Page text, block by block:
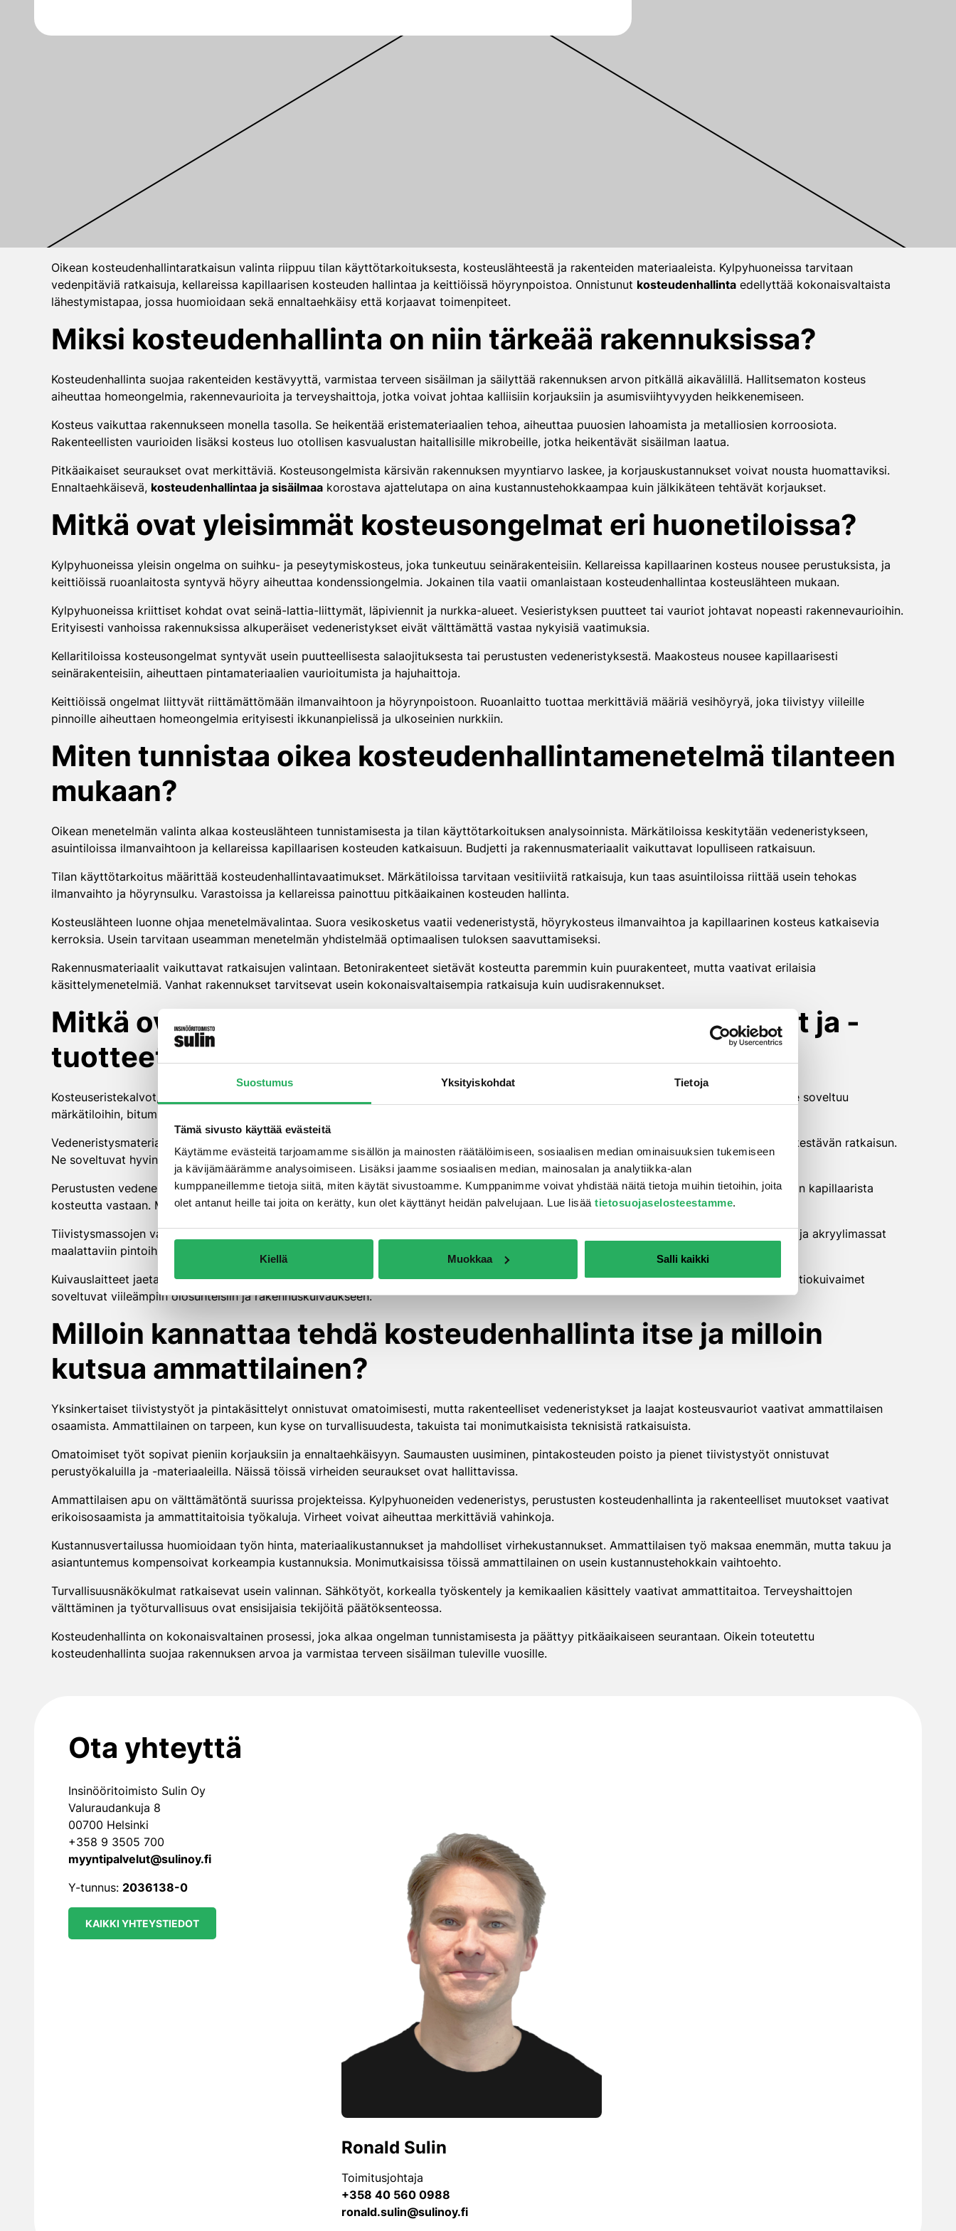
Suostumus Yksityiskohdat Tietoja
Tämä sivusto käyttää evästeitä
Käytämme evästeitä tarjoamamme sisällön ja mainosten räätälöimiseen, sosiaalisen median ominaisuuksien tukemiseen
ja kävijämäärämme analysoimiseen. Lisäksi jaamme sosiaalisen median, mainosalan ja analytiikka-alan
kumppaneillemme tietoja siitä, miten käytät sivustoamme. Kumppanimme voivat yhdistää näitä tietoja muihin tietoihin, joita
olet antanut heille tai joita on kerätty, kun olet käyttänyt heidän palvelujaan. Lue lisää tietosuojaselosteestamme.
Kiellä Muokkaa Salli kaikki
Oikean kosteudenhallintaratkaisun valinta riippuu tilan käyttötarkoituksesta, kosteuslähteestä ja rakenteiden materiaaleista. Kylpyhuoneissa tarvitaan
vedenpitäviä ratkaisuja, kellareissa kapillaarisen kosteuden hallintaa ja keittiöissä höyrynpoistoa. Onnistunut kosteudenhallinta edellyttää kokonaisvaltaista
lähestymistapaa, jossa huomioidaan sekä ennaltaehkäisy että korjaavat toimenpiteet.
Miksi kosteudenhallinta on niin tärkeää rakennuksissa?
Kosteudenhallinta suojaa rakenteiden kestävyyttä, varmistaa terveen sisäilman ja säilyttää rakennuksen arvon pitkällä aikavälillä. Hallitsematon kosteus
aiheuttaa homeongelmia, rakennevaurioita ja terveyshaittoja, jotka voivat johtaa kalliisiin korjauksiin ja asumisviihtyvyyden heikkenemiseen.
Kosteus vaikuttaa rakennukseen monella tasolla. Se heikentää eristemateriaalien tehoa, aiheuttaa puuosien lahoamista ja metalliosien korroosiota.
Rakenteellisten vaurioiden lisäksi kosteus luo otollisen kasvualustan haitallisille mikrobeille, jotka heikentävät sisäilman laatua.
Pitkäaikaiset seuraukset ovat merkittäviä. Kosteusongelmista kärsivän rakennuksen myyntiarvo laskee, ja korjauskustannukset voivat nousta huomattaviksi.
Ennaltaehkäisevä, kosteudenhallintaa ja sisäilmaa korostava ajattelutapa on aina kustannustehokkaampaa kuin jälkikäteen tehtävät korjaukset.
Mitkä ovat yleisimmät kosteusongelmat eri huonetiloissa?
Kylpyhuoneissa yleisin ongelma on suihku- ja peseytymiskosteus, joka tunkeutuu seinärakenteisiin. Kellareissa kapillaarinen kosteus nousee perustuksista, ja
keittiöissä ruoanlaitosta syntyvä höyry aiheuttaa kondenssiongelmia. Jokainen tila vaatii omanlaistaan kosteudenhallintaa kosteuslähteen mukaan.
Kylpyhuoneissa kriittiset kohdat ovat seinä-lattia-liittymät, läpiviennit ja nurkka-alueet. Vesieristyksen puutteet tai vauriot johtavat nopeasti rakennevaurioihin.
Erityisesti vanhoissa rakennuksissa alkuperäiset vedeneristykset eivät välttämättä vastaa nykyisiä vaatimuksia.
Kellaritiloissa kosteusongelmat syntyvät usein puutteellisesta salaojituksesta tai perustusten vedeneristyksestä. Maakosteus nousee kapillaarisesti
seinärakenteisiin, aiheuttaen pintamateriaalien vaurioitumista ja hajuhaittoja.
Keittiöissä ongelmat liittyvät riittämättömään ilmanvaihtoon ja höyrynpoistoon. Ruoanlaitto tuottaa merkittäviä määriä vesihöyryä, joka tiivistyy viileille
pinnoille aiheuttaen homeongelmia erityisesti ikkunanpielissä ja ulkoseinien nurkkiin.
Miten tunnistaa oikea kosteudenhallintamenetelmä tilanteen
mukaan?
Oikean menetelmän valinta alkaa kosteuslähteen tunnistamisesta ja tilan käyttötarkoituksen analysoinnista. Märkätiloissa keskitytään vedeneristykseen,
asuintiloissa ilmanvaihtoon ja kellareissa kapillaarisen kosteuden katkaisuun. Budjetti ja rakennusmateriaalit vaikuttavat lopulliseen ratkaisuun.
Tilan käyttötarkoitus määrittää kosteudenhallintavaatimukset. Märkätiloissa tarvitaan vesitiiviitä ratkaisuja, kun taas asuintiloissa riittää usein tehokas
ilmanvaihto ja höyrynsulku. Varastoissa ja kellareissa painottuu pitkäaikainen kosteuden hallinta.
Kosteuslähteen luonne ohjaa menetelmävalintaa. Suora vesikosketus vaatii vedeneristystä, höyrykosteus ilmanvaihtoa ja kapillaarinen kosteus katkaisevia
kerroksia. Usein tarvitaan useamman menetelmän yhdistelmää optimaalisen tuloksen saavuttamiseksi.
Rakennusmateriaalit vaikuttavat ratkaisujen valintaan. Betonirakenteet sietävät kosteutta paremmin kuin puurakenteet, mutta vaativat erilaisia
käsittelymenetelmiä. Vanhat rakennukset tarvitsevat usein kokonaisvaltaisempia ratkaisuja kuin uudisrakennukset.
Mitkä ovat tehokkaimmat kosteudenhallintamateriaalit ja -
tuotteet?
Kosteuseristekalvot, tiivistysmassat ja kuivauslaitteet muodostavat kosteudenhallintaratkaisujen ytimen. Polyuretaanipohjainen vedeneriste soveltuu
märkätiloihin, bitumiliuokset perustuksiin ja silikonimassat liittymien tiivistämiseen. Kuivauslaitteet auttavat akuuteissa kosteusvaurioissa.
Vedeneristysmateriaalien valinta riippuu käyttökohteesta.
polyuretaanipohjaiset nestemäiset eristeet tarjoavat joustavan ja kestävän ratkaisun.
Ne soveltuvat hyvin epätasaisille pinnoille ja muodostavat saumattoman kerroksen.
Perustusten vedeneristyksessä bitumipohjaiset tuotteet ovat vakiintunut ratkaisu. Ne kestävät maapainetta ja tarjoavat pitkäaikaisen suojan kapillaarista
kosteutta vastaan. Modernit polymeerimodifioidut bitumit yhdistävät kestävyyden ja asennettavuuden.
Tiivistysmassojen valinta määräytyy liikuntasaumojen mukaan. Silikonimassit soveltuvat kylpyhuoneisiin, polyuretaanimassat ulkokäyttöön ja akryylimassat
maalattaviin pintoihin. Oikea massa varmistaa liittymien pitkäaikaisen tiiviyden.
Kuivauslaitteet jaetaan kondenssi- ja adsorptiokuivaimiin. Kondensaatiokuivaimet toimivat tehokkaasti lämpimissä tiloissa, kun taas adsorptiokuivaimet
soveltuvat viileämpiin olosuhteisiin ja rakennuskuivaukseen.
Milloin kannattaa tehdä kosteudenhallinta itse ja milloin
kutsua ammattilainen?
Yksinkertaiset tiivistystyöt ja pintakäsittelyt onnistuvat omatoimisesti, mutta rakenteelliset vedeneristykset ja laajat kosteusvauriot vaativat ammattilaisen
osaamista. Ammattilainen on tarpeen, kun kyse on turvallisuudesta, takuista tai monimutkaisista teknisistä ratkaisuista.
Omatoimiset työt sopivat pieniin korjauksiin ja ennaltaehkäisyyn. Saumausten uusiminen, pintakosteuden poisto ja pienet tiivistystyöt onnistuvat
perustyökaluilla ja -materiaaleilla. Näissä töissä virheiden seuraukset ovat hallittavissa.
Ammattilaisen apu on välttämätöntä suurissa projekteissa. Kylpyhuoneiden vedeneristys, perustusten kosteudenhallinta ja rakenteelliset muutokset vaativat
erikoisosaamista ja ammattitaitoisia työkaluja. Virheet voivat aiheuttaa merkittäviä vahinkoja.
Kustannusvertailussa huomioidaan työn hinta, materiaalikustannukset ja mahdolliset virhekustannukset. Ammattilaisen työ maksaa enemmän, mutta takuu ja
asiantuntemus kompensoivat korkeampia kustannuksia. Monimutkaisissa töissä ammattilainen on usein kustannustehokkain vaihtoehto.
Turvallisuusnäkökulmat ratkaisevat usein valinnan. Sähkötyöt, korkealla työskentely ja kemikaalien käsittely vaativat ammattitaitoa. Terveyshaittojen
välttäminen ja työturvallisuus ovat ensisijaisia tekijöitä päätöksenteossa.
Kosteudenhallinta on kokonaisvaltainen prosessi, joka alkaa ongelman tunnistamisesta ja päättyy pitkäaikaiseen seurantaan. Oikein toteutettu
kosteudenhallinta suojaa rakennuksen arvoa ja varmistaa terveen sisäilman tuleville vuosille.
Ota yhteyttä
Insinööritoimisto Sulin Oy
Valuraudankuja 8
00700 Helsinki
+358 9 3505 700
myyntipalvelut@sulinoy.fi
Y-tunnus: 2036138-0
KAIKKI YHTEYSTIEDOT
Ronald Sulin
Toimitusjohtaja
+358 40 560 0988
ronald.sulin@sulinoy.fi